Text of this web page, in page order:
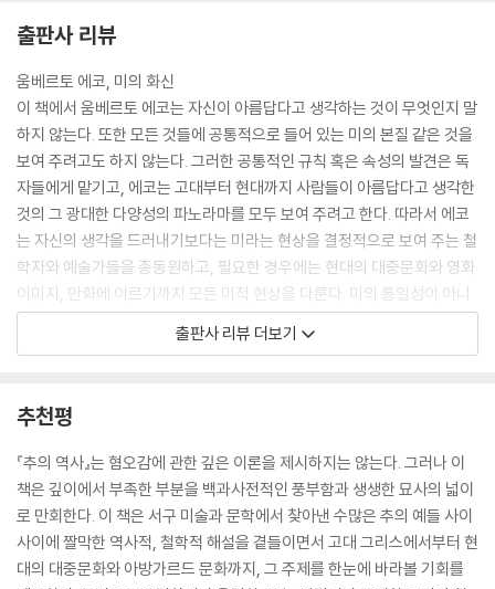
나 특히 현대로 다가오면서 예술적인 것이 아니라 상업 영화, 텔레비전 광
고 등에서 유래한 이미지들처럼 오로지 오락, 판매 증진 혹은 성적 자극만
을 자료들도 이용하게 될 것이다. 원칙적으로, 위대한 작품이든 미학적 가
치가 그다지 크지 않은 자료들이든, 어떤 특정한 시기에 이상적인 미가 어
떠했는지 이해하는 데 도움을 준다면 두 가지 모두 똑같은 가치를 지닌다
고 볼 수 있다.
이렇게 말하면 사람들은 우리의 주장이 상대주의적이라고 비난할 것이다.
아름답다고 생각하는 것은 시대와 문화에 따라 다르다고 말하는 것처럼 보
이기 때문이다. 하지만 정확하게 바로 이것이 우리가 이 책에서 말하려는
것이다. 소크라테스 이전의 철학자인 콜로폰의 크세노파네스는 한 유명한
다면, 그리고 그 손으로 그림을 그리고 인간처럼 작품을 만들어 낼 수 있다
면, 말은 말과 비슷하게 황소는 황소와 비슷하게 신을 그려 낼 것이다. 그리
고 신들에게도 자신들과 똑같은 몸을 만들어 줄 것이다.> - 서문, pp. 12-1
4
---서문, p. 12-14
아름다운 대상이란 형식에 의해 감각을, 무엇보다도 눈과 귀를 충족시키는
출판사 리뷰
움베르토 에코, 미의 화신
이 책에서 움베르토 에코는 자신이 아름답다고 생각하는 것이 무엇인지 말
하지 않는다. 또한 모든 것들에 공통적으로 들어 있는 미의 본질 같은 것을
보여 주려고도 하지 않는다. 그러한 공통적인 규칙 혹은 속성의 발견은 독
자들에게 맡기고, 에코는 고대부터 현대까지 사람들이 아름답다고 생각한
것의 그 광대한 다양성의 파노라마를 모두 보여 주려고 한다. 따라서 에코
는 자신의 생각을 드러내기보다는 미라는 현상을 결정적으로 보여 주는 철
학자와 예술가들을 총동원하고, 필요한 경우에는 현대의 대중문화와 영화
이미지, 만화에 이르기까지 모든 미적 현상을 다룬다. 미의 통일성이 아니
라 차이에 집중하고 있는 이 책의 주제는 서문에서 인용하고 있는 크세노
파네스의 글에서 상징적으로 드러난다.
을 그리고 인간처럼 작품을 만들어 낼 수 있다면, 말은 말과 비슷하게, 황소
는 황소와 비슷하게 신을 그려 낼 것이다. 그리고 신들에게도 자신들과 똑
같은 몸을 만들어 줄 것이다.
이 책은 아름다움이란 절대 완전하고 변경 불가능한 것이 아니라 역사적인
시기와 장소에 따라 다양한 모습을 가질 수 있다는 원리에서 출발한다. 이
출판사 리뷰 더보기
추천평
『추의 역사』는 혐오감에 관한 깊은 이론을 제시하지는 않는다. 그러나 이
책은 깊이에서 부족한 부분을 백과사전적인 풍부함과 생생한 묘사의 넓이
로 만회한다. 이 책은 서구 미술과 문학에서 찾아낸 수많은 추의 예들 사이
사이에 짤막한 역사적, 철학적 해설을 곁들이면서 고대 그리스에서부터 현
대의 대중문화와 아방가르드 문화까지, 그 주제를 한눈에 바라볼 기회를